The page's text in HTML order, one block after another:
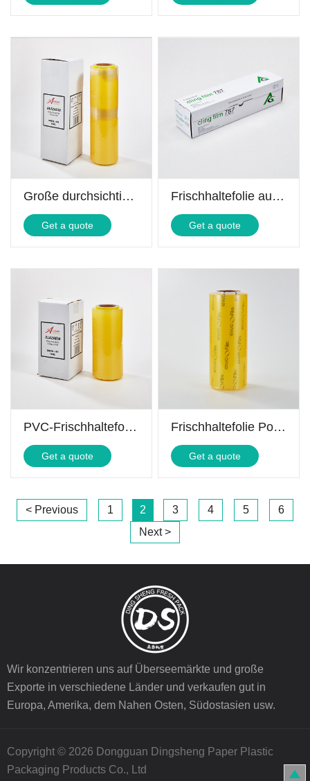
Große durchsichtige Plastikfolie
Get a quote
Frischhaltefolie aus Polyethylen
Get a quote
PVC-Frischhaltefolie zum Verpacken von Lebensmitteln
Get a quote
Frischhaltefolie Porzellan
Get a quote
< Previous 1 2 3 4 5
6
Next >
Wir konzentrieren uns auf Überseemärkte und große
Exporte in verschiedene Länder und verkaufen gut in
Europa, Amerika, dem Nahen Osten, Südostasien usw.
Copyright © 2026 Dongguan Dingsheng Paper Plastic
Packaging Products Co., Ltd